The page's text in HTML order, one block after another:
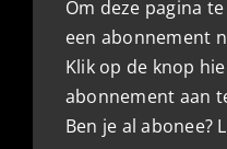
WATCHLIST
MIJN ACCOUNT
Om deze pagina
een abonnement
Klik op de knop
abonnement aan
Ben je al abonee?